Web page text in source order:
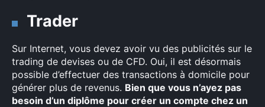
Trader
Sur Internet, vous devez avoir vu des publicités sur le
trading de devises ou de CFD. Oui, il est désormais
possible d’effectuer des transactions à domicile pour
générer plus de revenus. Bien que vous n’ayez pas
besoin d’un diplôme pour créer un compte chez un